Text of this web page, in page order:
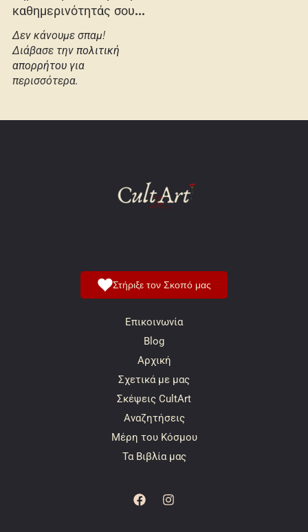
καθημερινότητάς σου...
Δεν κάνουμε σπαμ!
Διάβασε την πολιτική
απορρήτου για
περισσότερα.
Στήριξε τον Σκοπό μας
Επικοινωνία
Blog
Αρχική
Σχετικά με μας
Σκέψεις CultArt
Αναζητήσεις
Μέρη του Κόσμου
Τα Βιβλία μας